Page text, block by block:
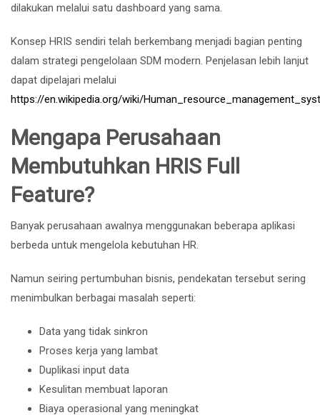
dilakukan melalui satu dashboard yang sama.
Konsep HRIS sendiri telah berkembang menjadi bagian penting
dalam strategi pengelolaan SDM modern. Penjelasan lebih lanjut
dapat dipelajari melalui
https://en.wikipedia.org/wiki/
Mengapa Perusahaan
Membutuhkan HRIS Full
Feature?
Banyak perusahaan awalnya menggunakan beberapa aplikasi
berbeda untuk mengelola kebutuhan HR.
Namun seiring pertumbuhan bisnis, pendekatan tersebut sering
menimbulkan berbagai masalah seperti:
Data yang tidak sinkron
Proses kerja yang lambat
Duplikasi input data
Kesulitan membuat laporan
Biaya operasional yang meningkat